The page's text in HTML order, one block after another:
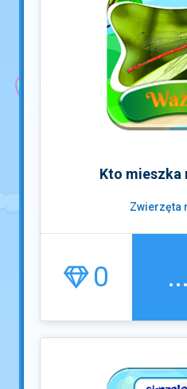
Kto mieszka
Zwierzęta
0 ...